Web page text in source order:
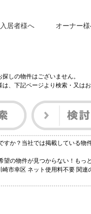
入居者様へ オーナー
探しの物件はございません。
、下記ページより検索・又はお
すか？当社では掲載している物
望の物件が見つからない！もっ
市幸区 ネット使用料不要 関